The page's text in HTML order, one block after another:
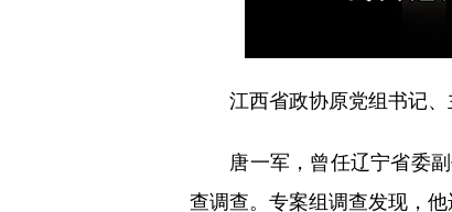
江西省政协原党组书记、
唐一军，曾任辽宁省委副
查调查。专案组调查发现，